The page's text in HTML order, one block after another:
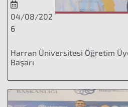
04/08/202
6
Harran Üniversitesi Öğretim
Başarı